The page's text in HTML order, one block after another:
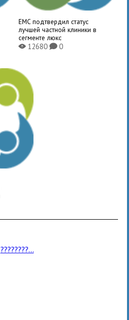
EMC подтвердил статус
лучшей частной клиники в
сегменте люкс
X12680 K0
????????...